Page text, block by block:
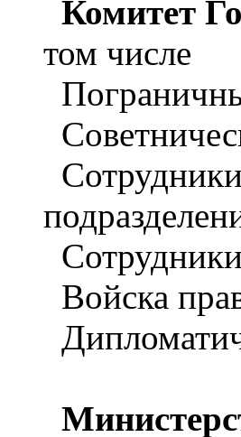
Комитет
том числе
Войска